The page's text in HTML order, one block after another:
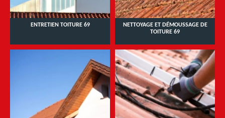
ENTRETIEN TOITURE 69
NETTOYAGE ET DÉMOUSSAGE DE
TOITURE 69